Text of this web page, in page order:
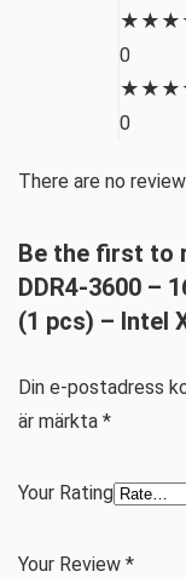
★ ★ ★
0
★ ★ ★
0
There are no
Be the first to
DDR4-3600 –
(1 pcs) – Intel
Din e-postadress
är märkta *
Your Rating
Your Review *